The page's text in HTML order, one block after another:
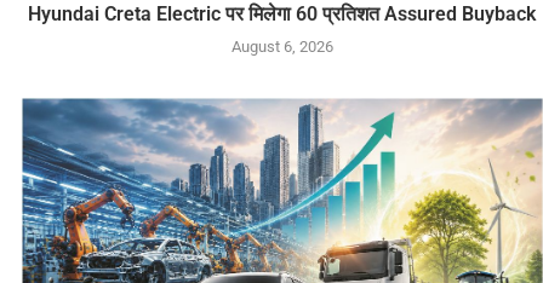
Hyundai Creta Electric पर मिलेगा 60 प्रतिशत Assured Buyback
August 6, 2026